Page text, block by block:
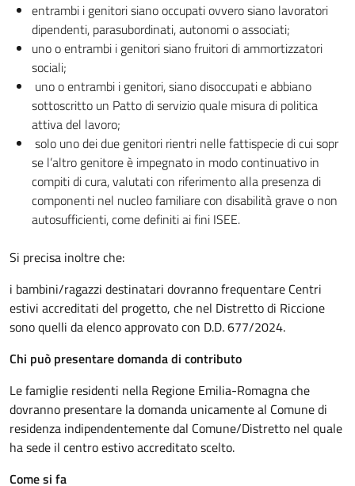
entrambi i genitori siano occupati ovvero siano lavoratori
dipendenti, parasubordinati, autonomi o associati;
uno o entrambi i genitori siano fruitori di ammortizzatori
sociali;
uno o entrambi i genitori, siano disoccupati e abbiano
sottoscritto un Patto di servizio quale misura di politica
attiva del lavoro;
solo uno dei due genitori rientri nelle fattispecie di cui sopr
se l’altro genitore è impegnato in modo continuativo in
compiti di cura, valutati con riferimento alla presenza di
componenti nel nucleo familiare con disabilità grave o non
autosufficienti, come definiti ai fini ISEE.
Si precisa inoltre che:
i bambini/ragazzi destinatari dovranno frequentare Centri
estivi accreditati del progetto, che nel Distretto di Riccione
sono quelli da elenco approvato con D.D. 677/2024.
Chi può presentare domanda di contributo
Le famiglie residenti nella Regione Emilia-Romagna che
dovranno presentare la domanda unicamente al Comune di
residenza indipendentemente dal Comune/Distretto nel quale
ha sede il centro estivo accreditato scelto.
Come si fa